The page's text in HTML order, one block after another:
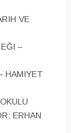
VE
–
HAMIYET
ERHAN